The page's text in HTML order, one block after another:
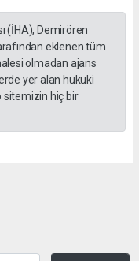
(İHA), Demirören
eklenen tüm
olmadan ajans
yer alan hukuki
sitemizin hiç bir